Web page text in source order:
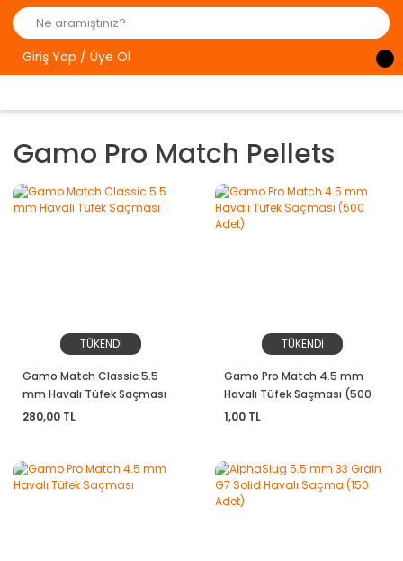
Giriş Yap / Üye Ol
Gamo Pro Match Pellets
TÜKENDİ
Gamo Match Classic 5.5
mm Havalı Tüfek Saçması
280,00 TL
TÜKENDİ
Gamo Pro Match 4.5 mm
Havalı Tüfek Saçması (500
Adet)
1,00 TL